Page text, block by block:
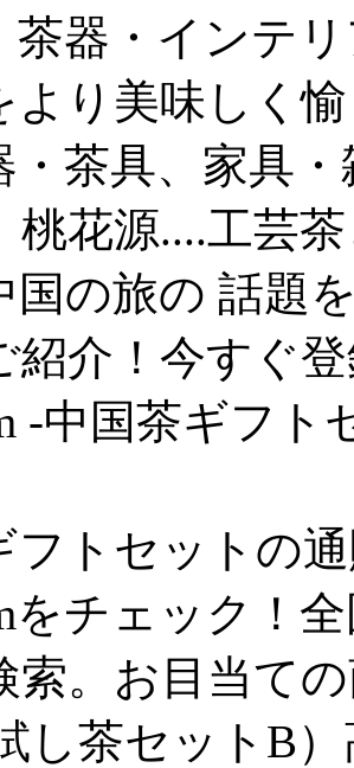
茶器・インテ
より美味しく
・茶具、家具
桃花源....工芸
国の旅の 話題
紹介！今すぐ
-中国茶ギフト
フトセットの
をチェック！
索。お目当て
し茶セットB